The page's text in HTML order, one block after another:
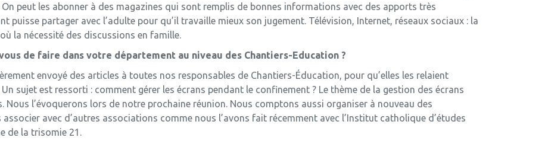
peut les abonner à des magazines qui sont remplis de bonnes informations avec des apports très
puisse partager avec l’adulte pour qu’il travaille mieux son jugement. Télévision, Internet, réseaux sociaux : la
la nécessité des discussions en famille.
de faire dans votre département au niveau des Chantiers-Education ?
envoyé des articles à toutes nos responsables de Chantiers-Éducation, pour qu’elles les relaient
sujet est ressorti : comment gérer les écrans pendant le confinement ? Le thème de la gestion des écrans
Nous l’évoquerons lors de notre prochaine réunion. Nous comptons aussi organiser à nouveau des
avec d’autres associations comme nous l’avons fait récemment avec l’Institut catholique d’études
de la trisomie 21.